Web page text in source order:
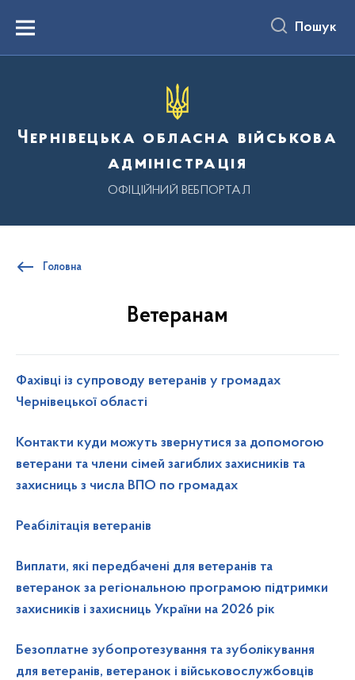
вмістуMenu Пошук
Чернівецька обласна військова
адміністрація
ОФІЦІЙНИЙ ВЕБПОРТАЛ
Головна
Ветеранам
Фахівці із супроводу ветеранів у громадах
Чернівецької області
Контакти куди можуть звернутися за допомогою
ветерани та члени сімей загиблих захисників та
захисниць з числа ВПО по громадах
Реабілітація ветеранів
Виплати, які передбачені для ветеранів та
ветеранок за регіональною програмою підтримки
захисників і захисниць України на 2026 рік
Безоплатне зубопротезування та зуболікування
для ветеранів, ветеранок і військовослужбовців